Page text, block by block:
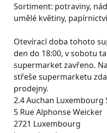
Sortiment: potraviny,
umělé květiny,
Otevírací doba tohoto
den do 18:00, v sobotu
supermarket zavřeno.
střeše supermarketu
prodejny.
2.4 Auchan Luxembourg
5 Rue Alphonse Weicker
2721 Luxembourg